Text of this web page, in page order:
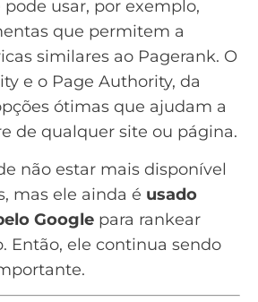
usar, por exemplo,
que permitem a
similares ao Pagerank. O
e o Page Authority, da
ótimas que ajudam a
de qualquer site ou página.
não estar mais disponível
mas ele ainda é usado
Google para rankear
Então, ele continua sendo